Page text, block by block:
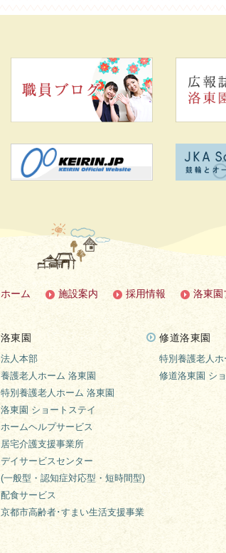
ホーム 施設案内 採用情報 洛東園
洛東園
法人本部
養護老人ホーム 洛東園
特別養護老人ホーム 洛東園
洛東園 ショートステイ
ホームヘルプサービス
居宅介護支援事業所
デイサービスセンター
(一般型・認知症対応型・短時間型)
配食サービス
京都市高齢者･すまい生活支援事業
修道洛東園
特別養護老人
修道洛東園 シ